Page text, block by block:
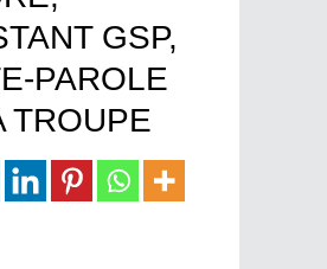
GSP,
PAROLE
TROUPE